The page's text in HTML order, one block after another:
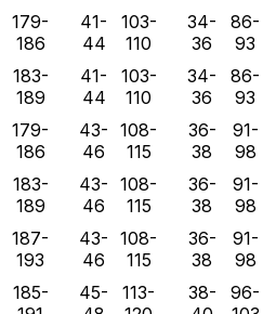
179-
186
41-
44
103-
110
34-
36
86-
93
183-
189
41-
44
103-
110
34-
36
86-
93
179-
186
43-
46
108-
115
36-
38
91-
98
183-
189
43-
46
108-
115
36-
38
91-
98
187-
193
43-
46
108-
115
36-
38
91-
98
185-
45-
113-
38-
96-